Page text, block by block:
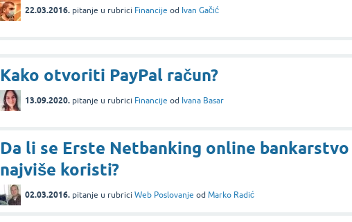
22.03.2016. pitanje u rubrici Financije od Ivan Gačić
Kako otvoriti PayPal račun?
13.09.2020. pitanje u rubrici Financije od Ivana Basar
Da li se Erste Netbanking online bankarstvo
najviše koristi?
02.03.2016. pitanje u rubrici Web Poslovanje od Marko Radić